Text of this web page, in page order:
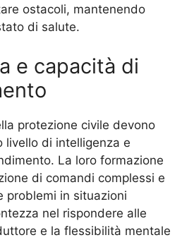
ostacoli, mantenendo
di salute.
e capacità di
protezione civile devono
livello di intelligenza e
La loro formazione
di comandi complessi e
problemi in situazioni
nel rispondere alle
e la flessibilità mentale